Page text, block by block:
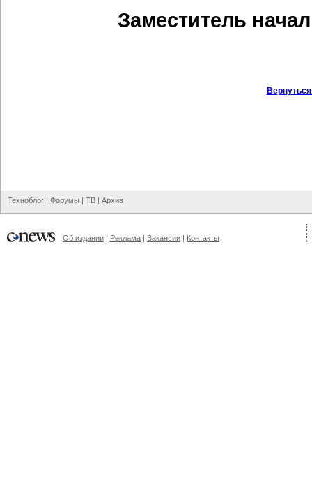
Заместитель
Техноблог | Форумы | ТВ | Архив
Об издании | Реклама | Вакансии | Контакты